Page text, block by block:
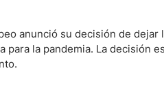
anunció su decisión de
la pandemia. La decisión